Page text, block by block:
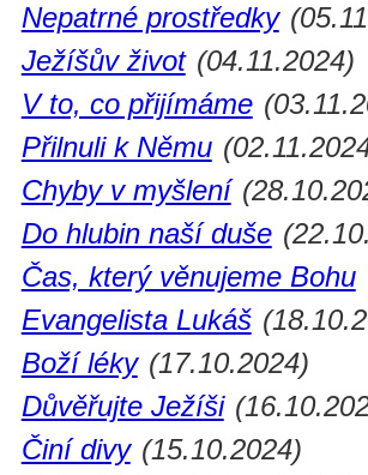
Nepatrné prostředky
Ježíšův život (04.11.2024)
V to, co přijímáme
Přilnuli k Němu
Chyby v myšlení
Do hlubin naší duše
Čas, který věnujeme Bohu
Evangelista Lukáš
Boží léky (17.10.2024)
Důvěřujte Ježíši
Činí divy (15.10.2024)